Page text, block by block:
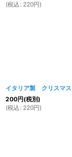
(税込 : 220円)
イタリア製 クリスマ
200円(税別)
(税込 : 220円)